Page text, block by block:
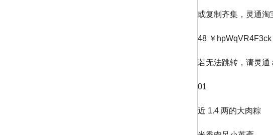
或复制齐集，灵通淘
48 ￥hpWqVR4F3ck
若无法跳转，请灵通
01
近 1.4 两的大肉粽